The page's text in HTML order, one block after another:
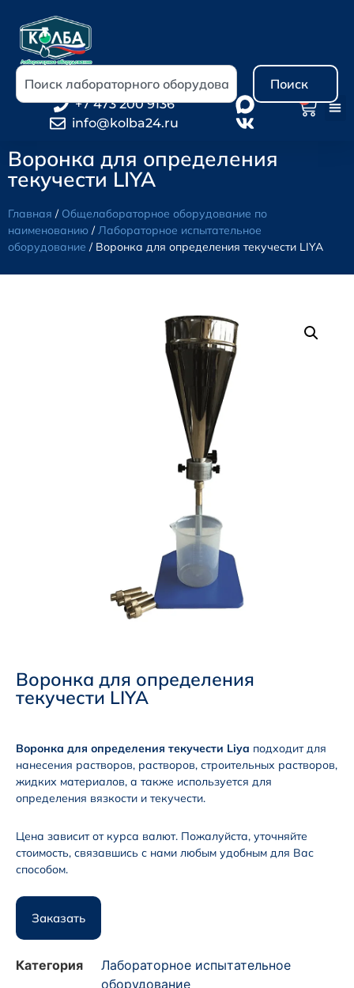
Поиск
+7 473 200 9136
info@kolba24.ru
Воронка для определения
текучести LIYA
Главная / Общелабораторное оборудование по
наименованию /Лабораторное испытательное
оборудование / Воронка для определения текучести LIYA
Воронка для определения
текучести LIYA
Воронка для определения текучести Liya подходит для
нанесения растворов, растворов, строительных растворов,
жидких материалов, а также используется для
определения вязкости и текучести.
Цена зависит от курса валют. Пожалуйста, уточняйте
стоимость, связавшись с нами любым удобным для Вас
способом.
Заказать
Категория
Лабораторное испытательное
оборудование